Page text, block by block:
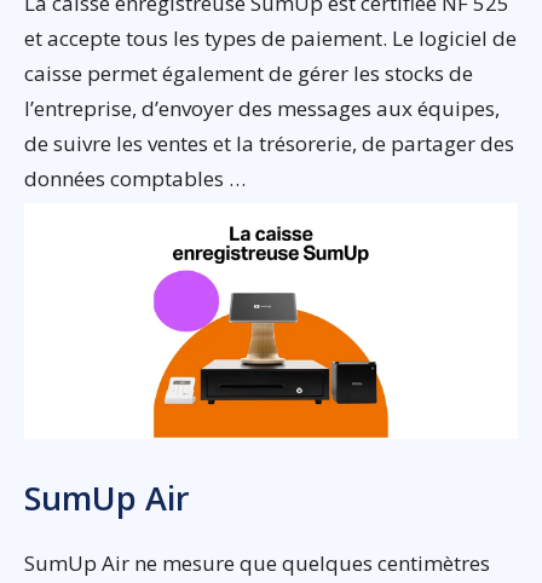
et accepte tous les types de paiement. Le logiciel de
caisse permet également de gérer les stocks de
l’entreprise, d’envoyer des messages aux équipes,
de suivre les ventes et la trésorerie, de partager des
données comptables …
SumUp Air
SumUp Air ne mesure que quelques centimètres